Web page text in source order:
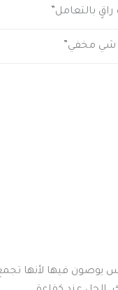
بالتعامل”
شي مخفي”
يوصون فيها لأنها تجمع